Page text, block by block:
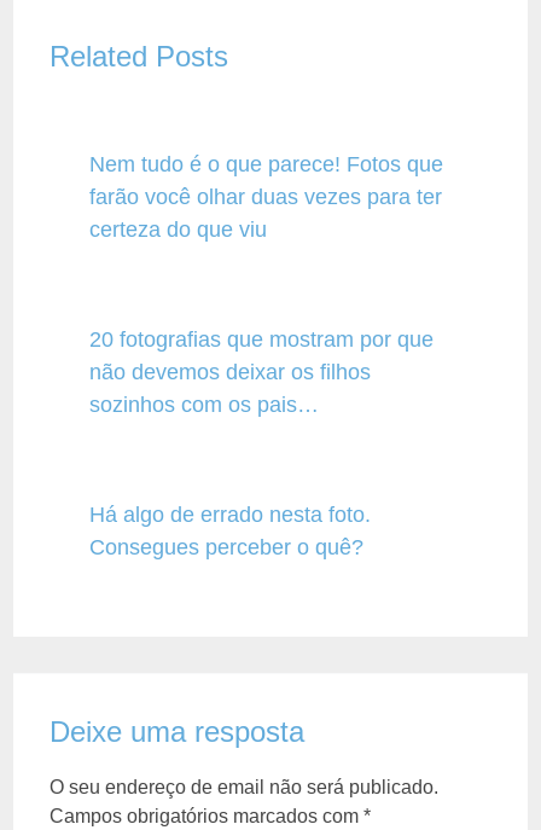
Related Posts
Nem tudo é o que parece! Fotos que
farão você olhar duas vezes para ter
certeza do que viu
20 fotografias que mostram por que
não devemos deixar os filhos
sozinhos com os pais…
Há algo de errado nesta foto.
Consegues perceber o quê?
Deixe uma resposta
O seu endereço de email não será publicado.
Campos obrigatórios marcados com*